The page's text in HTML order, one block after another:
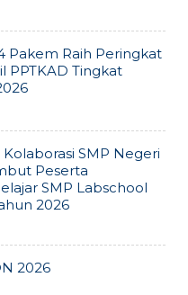
Pakem Raih Peringkat
PPTKAD Tingkat
SMP Negeri
Peserta
SMP Labschool
2026
2026